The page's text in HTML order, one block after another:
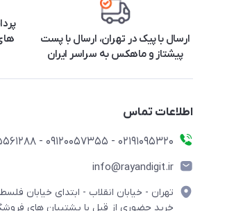
ارسال با پیک در تهران، ارسال با پست
پیشتاز و ماهکس به سراسر ایران
اطلاعات تماس
۰۲۱91095320 - 09120057355 - 09915561288
info@rayandigit.ir
تهران - خیابان انقلاب - ابتدای خیابان
خرید حضوری از قبل با پشتیبان های